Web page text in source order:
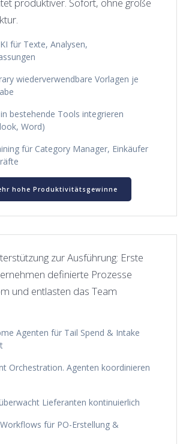
für Texte, Analysen,
wiederverwendbare Vorlagen je
bestehende Tools integrieren
Word)
für Category Manager, Einkäufer
hohe Produktivitätsgewinne
zur Ausführung: Erste
definierte Prozesse
und entlasten das Team
Agenten für Tail Spend & Intake
Orchestration. Agenten koordinieren
Lieferanten kontinuierlich
für PO-Erstellung &